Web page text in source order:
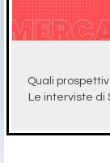
Quali
Le interviste di